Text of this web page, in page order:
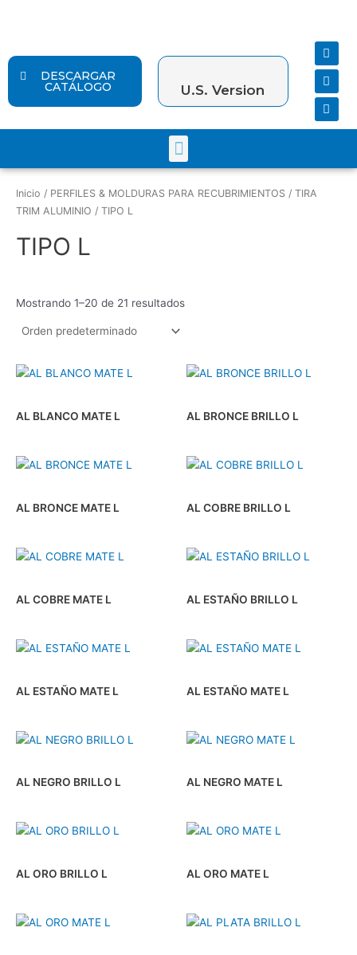
DESCARGAR
CATÁLOGO U.S. Version
F
a
c
e
b
o
o
k
Y
o
u
t
u
b
e
I
n
s
t
a
g
r
a
Menu
Inicio / PERFILES & MOLDURAS PARA RECUBRIMIENTOS / TIRA
TRIM ALUMINIO / TIPO L
TIPO L
Mostrando 1–20 de 21 resultados
AL BLANCO MATE L AL BRONCE BRILLO L
AL BRONCE MATE L AL COBRE BRILLO L
AL COBRE MATE L AL ESTAÑO BRILLO L
AL ESTAÑO MATE L AL ESTAÑO MATE L
AL NEGRO BRILLO L AL NEGRO MATE L
AL ORO BRILLO L AL ORO MATE L